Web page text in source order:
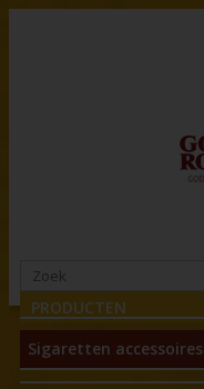
PRODUCTEN
Sigaretten accessoires